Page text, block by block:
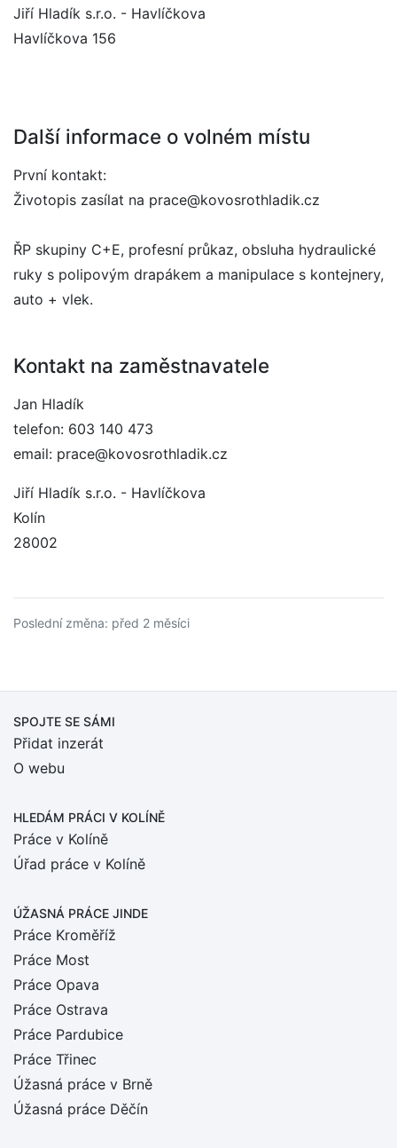
Jiří Hladík s.r.o. - Havlíčkova
Havlíčkova 156
Další informace o volném místu
První kontakt:
Životopis zasílat na prace@kovosrothladik.cz
ŘP skupiny C+E, profesní průkaz, obsluha hydraulické
ruky s polipovým drapákem a manipulace s kontejnery,
auto + vlek.
Kontakt na zaměstnavatele
Jan Hladík
telefon: 603 140 473
email: prace@kovosrothladik.cz
Jiří Hladík s.r.o. - Havlíčkova
Kolín
28002
Poslední změna: před 2 měsíci
SPOJTE SE SÁMI
Přidat inzerát
O webu
HLEDÁM PRÁCI V KOLÍNĚ
Práce v Kolíně
Úřad práce v Kolíně
ÚŽASNÁ PRÁCE JINDE
Práce Kroměříž
Práce Most
Práce Opava
Práce Ostrava
Práce Pardubice
Práce Třinec
Úžasná práce v Brně
Úžasná práce Děčín